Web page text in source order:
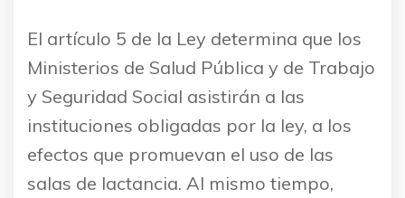
El artículo 5 de la Ley determina que los
Ministerios de Salud Pública y de Trabajo
y Seguridad Social asistirán a las
instituciones obligadas por la ley, a los
efectos que promuevan el uso de las
salas de lactancia. Al mismo tiempo,